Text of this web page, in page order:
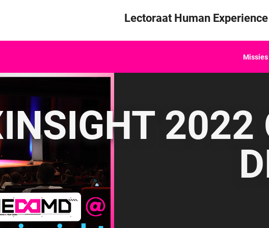
Lectoraat Human
Missies
2022